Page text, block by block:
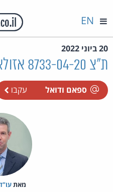
EN
20 ביוני 2022
ת"צ 8733-04-20 אזולאי נ' נאפיס בע"מ ואח'
ספאם ודואל עקבו
מאת‏